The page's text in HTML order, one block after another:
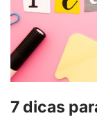
7 dicas